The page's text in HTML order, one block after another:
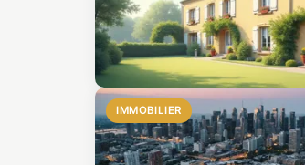
IMMOBILIER